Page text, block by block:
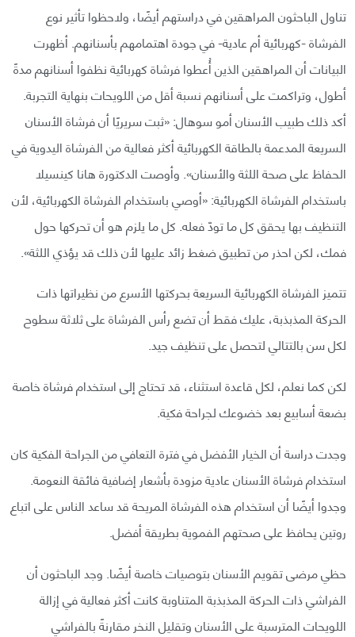
تناول الباحثون المراهقين في دراستهم أيضًا، ولاحظوا تأثير نوع
الفرشاة -كهربائية أم عادية- في جودة اهتمامهم بأسنانهم. أظهرت
البيانات أن المراهقين الذين أُعطوا فرشاة كهربائية نظفوا أسنانهم مدةً
أطول، وتراكمت على أسنانهم نسبة أقل من اللويحات بنهاية التجربة.
أكد ذلك طبيب الأسنان أمو سوهال: «ثبت سريريًا أن فرشاة الأسنان
السريعة المدعمة بالطاقة الكهربائية أكثر فعالية من الفرشاة اليدوية في
الحفاظ على صحة اللثة والأسنان». وأوصت الدكتورة هانا كينسيلا
باستخدام الفرشاة الكهربائية: «أوصي باستخدام الفرشاة الكهربائية، لأن
التنظيف بها يحقق كل ما تودّ فعله. كل ما يلزم هو أن تحركها حول
فمك، لكن احذر من تطبيق ضغط زائد عليها لأن ذلك قد يؤذي اللثة».
تتميز الفرشاة الكهربائية السريعة بحركتها الأسرع من نظيراتها ذات
الحركة المذبذبة، عليك فقط أن تضع رأس الفرشاة على ثلاثة سطوح
لكل سن بالتتالي لتحصل على تنظيف جيد.
لكن كما نعلم، لكل قاعدة استثناء، قد تحتاج إلى استخدام فرشاة خاصة
بضعة أسابيع بعد خضوعك لجراحة فكية.
وجدت دراسة أن الخيار الأفضل في فترة التعافي من الجراحة الفكية كان
استخدام فرشاة الأسنان عادية مزودة بأشعار إضافية فائقة النعومة.
وجدوا أيضًا أن استخدام هذه الفرشاة المريحة قد ساعد الناس على اتباع
روتين يحافظ على صحتهم الفموية بطريقة أفضل.
حظي مرضى تقويم الأسنان بتوصيات خاصة أيضًا. وجد الباحثون أن
الفراشي ذات الحركة المذبذبة المتناوبة كانت أكثر فعالية في إزالة
اللويحات المترسبة على الأسنان وتقليل النخر مقارنةً بالفراشي